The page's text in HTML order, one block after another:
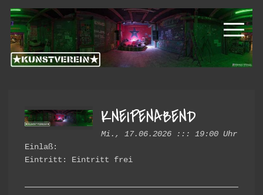
Zur
Hauptnavigation
springen
Zum
Inhalt
springen
Kunstverein
Hintere
Cramergasse
KNEIPENABEND
Mi., 17.06.2026 ::: 19:00 Uhr
Einlaß:
Eintritt: Eintritt frei